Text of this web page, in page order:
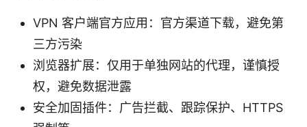
VPN 客户端官方应用：官方渠道下载，避免第
三方污染
浏览器扩展：仅用于单独网站的代理，谨慎授
权，避免数据泄露
安全加固插件：广告拦截、跟踪保护、HTTPS